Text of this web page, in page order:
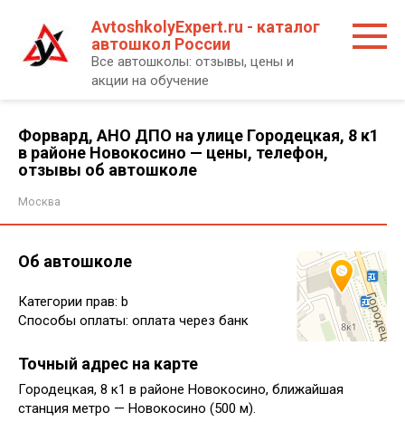
контенту
AvtoshkolyExpert.ru - каталог
автошкол России
Все автошколы: отзывы, цены и
акции на обучение
Форвард, АНО ДПО на улице Городецкая, 8 к1
в районе Новокосино — цены, телефон,
отзывы об автошколе
Москва
Об автошколе
Категории прав: b
Способы оплаты: оплата через банк
Точный адрес на карте
Городецкая, 8 к1 в районе Новокосино, ближайшая
станция метро — Новокосино (500 м).